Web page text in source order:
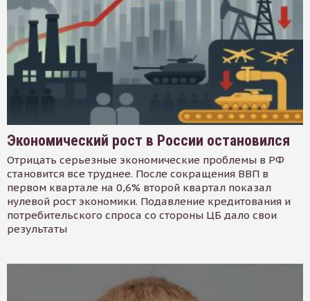
Экономический рост в России остановился
Отрицать серьезные экономические проблемы в РФ
становится все труднее. После сокращения ВВП в
первом квартале на 0,6% второй квартал показал
нулевой рост экономики. Подавление кредитования и
потребительского спроса со стороны ЦБ дало свои
результаты